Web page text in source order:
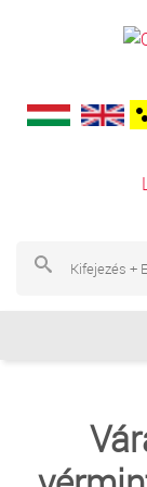
VÉRADÁS